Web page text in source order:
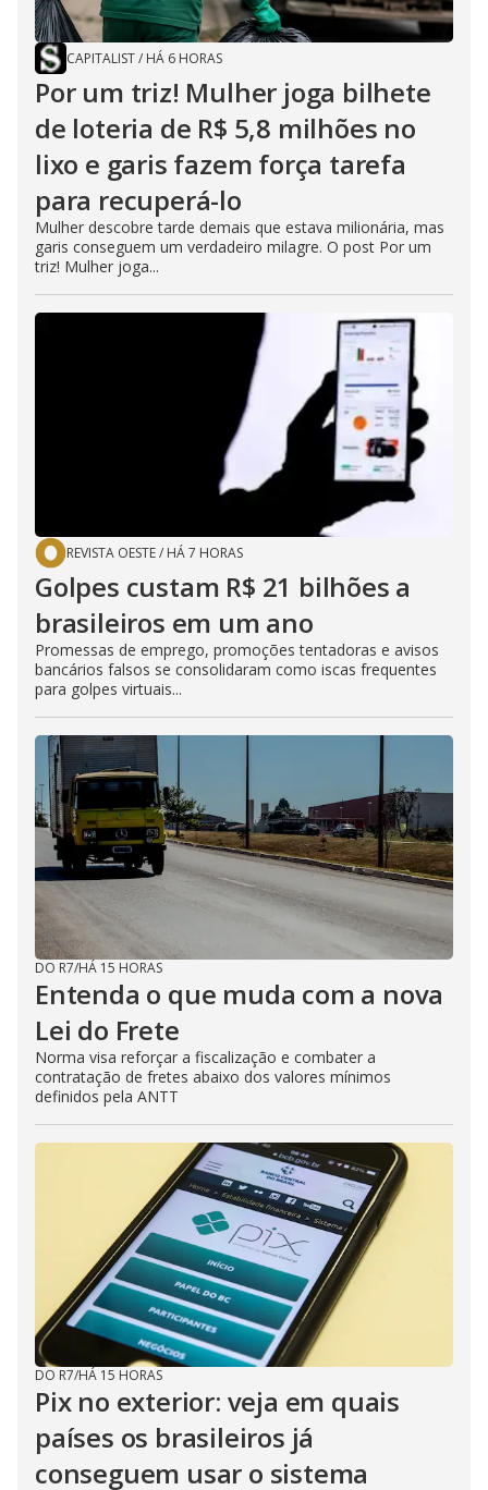
CAPITALIST/ HÁ 6 HORAS
Por um triz! Mulher joga bilhete
de loteria de R$ 5,8 milhões no
lixo e garis fazem força tarefa
para recuperá-lo
Mulher descobre tarde demais que estava milionária, mas
garis conseguem um verdadeiro milagre. O post Por um
triz! Mulher joga...
REVISTA OESTE/ HÁ 7 HORAS
Golpes custam R$ 21 bilhões a
brasileiros em um ano
Promessas de emprego, promoções tentadoras e avisos
bancários falsos se consolidaram como iscas frequentes
para golpes virtuais...
DO R7/HÁ 15 HORAS
Entenda o que muda com a nova
Lei do Frete
Norma visa reforçar a fiscalização e combater a
contratação de fretes abaixo dos valores mínimos
definidos pela ANTT
DO R7/HÁ 15 HORAS
Pix no exterior: veja em quais
países os brasileiros já
conseguem usar o sistema